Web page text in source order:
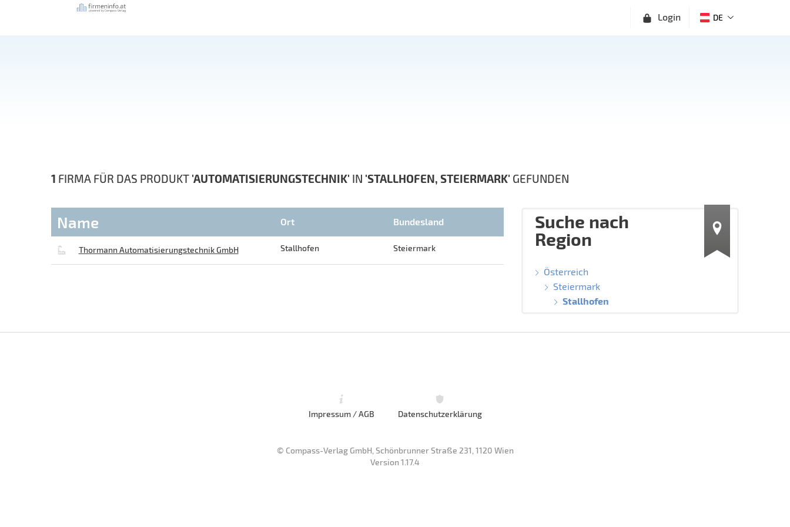
Login DE
1 FIRMA FÜR DAS PRODUKT 'AUTOMATISIERUNGSTECHNIK' IN 'STALLHOFEN, STEIERMARK' GEFUNDEN
Name Ort Bundesland
Thormann Automatisierungstechnik GmbH Stallhofen Steiermark
Suche nach
Region
Österreich
Steiermark
Stallhofen
Impressum / AGB Datenschutzerklärung
© Compass-Verlag GmbH, Schönbrunner Straße 231, 1120 Wien
Version 1.17.4